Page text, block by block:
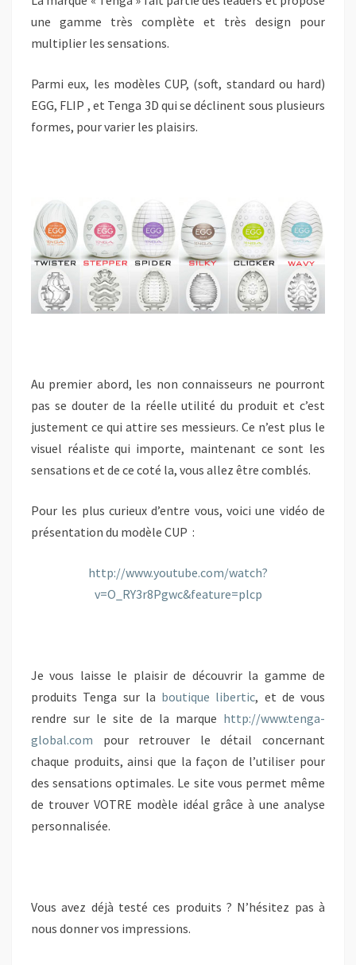
une gamme très complète et très design pour
multiplier les sensations.
Parmi eux, les modèles CUP, (soft, standard ou hard)
EGG, FLIP , et Tenga 3D qui se déclinent sous plusieurs
formes, pour varier les plaisirs.
Au premier abord, les non connaisseurs ne pourront
pas se douter de la réelle utilité du produit et c’est
justement ce qui attire ses messieurs. Ce n’est plus le
visuel réaliste qui importe, maintenant ce sont les
sensations et de ce coté la, vous allez être comblés.
Pour les plus curieux d’entre vous, voici une vidéo de
présentation du modèle CUP :
http://www.youtube.com/watch?
v=O_RY3r8Pgwc&feature=plcp
Je vous laisse le plaisir de découvrir la gamme de
produits Tenga sur la boutique libertic, et de vous
rendre sur le site de la marque http://www.tenga-
global.com pour retrouver le détail concernant
chaque produits, ainsi que la façon de l’utiliser pour
des sensations optimales. Le site vous permet même
de trouver VOTRE modèle idéal grâce à une analyse
personnalisée.
Vous avez déjà testé ces produits ? N’hésitez pas à
nous donner vos impressions.